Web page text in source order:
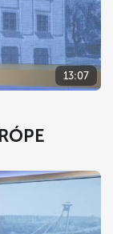
13:07